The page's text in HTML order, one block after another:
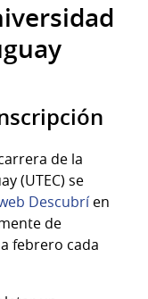
de la
(UTEC) se
Descubrí en
de
febrero cada